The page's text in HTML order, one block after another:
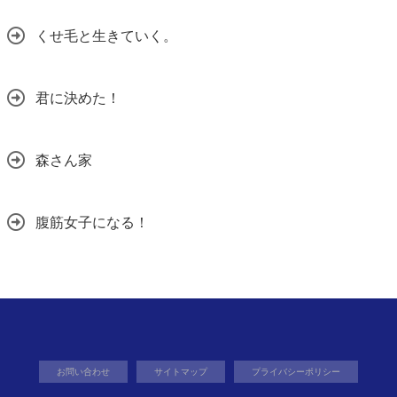
くせ毛と生きていく。
君に決めた！
森さん家
腹筋女子になる！
お問い合わせ サイトマップ プライバシーポリシー